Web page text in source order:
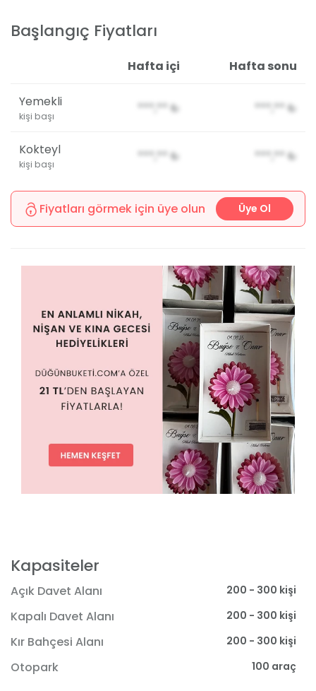
Başlangıç Fiyatları
Hafta içi Hafta sonu
Yemekli
kişi başı
***,** ₺ ***,** ₺
Kokteyl
kişi başı
***,** ₺ ***,** ₺
Fiyatları görmek için üye olun Üye Ol
Kapasiteler
Açık Davet Alanı 200 - 300 kişi
Kapalı Davet Alanı 200 - 300 kişi
Kır Bahçesi Alanı 200 - 300 kişi
Otopark 100 araç